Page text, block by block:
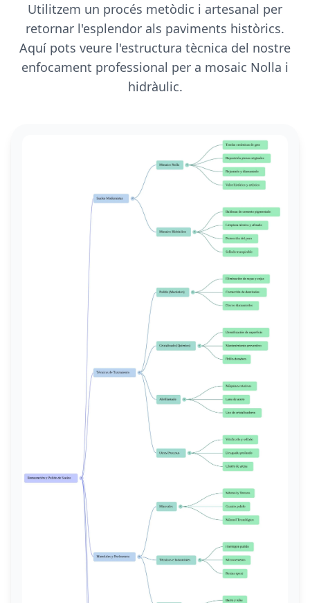
Utilitzem un procés metòdic i artesanal per
retornar l'esplendor als paviments històrics.
Aquí pots veure l'estructura tècnica del nostre
enfocament professional per a mosaic Nolla i
hidràulic.